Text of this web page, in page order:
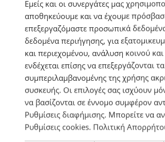
Εμείς και οι συνεργάτες μας
αποθηκεύουμε και να έχουμε
επεξεργαζόμαστε προσωπικά
δεδομένα περιήγησης, για
και περιεχομένου, ανάλυση κοινού
ενδέχεται επίσης να επεξεργάζονται
συμπεριλαμβανομένης της χρήσης
συσκευής. Οι επιλογές σας ισχύουν
να βασίζονται σε έννομο συμφέρον
Ρυθμίσεις διαφήμισης. Μπορείτε να
Ρυθμίσεις cookies. Πολιτική